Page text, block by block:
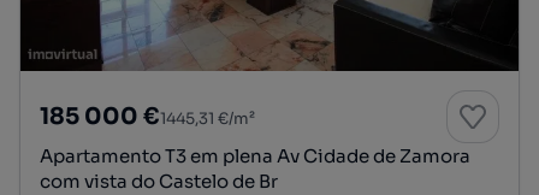
185 000 €1445,31 €/m²
Apartamento T3 em plena Av Cidade de Zamora
com vista do Castelo de Br